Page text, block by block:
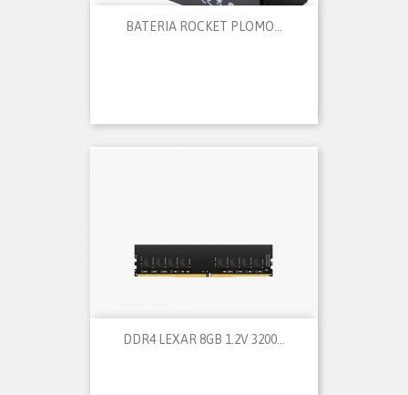
BATERIA ROCKET PLOMO...
DDR4 LEXAR 8GB 1.2V 3200...